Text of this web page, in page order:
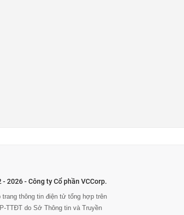
2026 - Công ty Cổ phần VCCorp.
trang thông tin điện tử tổng hợp trên
TTĐT do Sở Thông tin và Truyền